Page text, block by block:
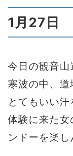
1月27日
今日の観音
寒波の中、
とてもいい汗
体験に来た女
ンドーを楽し